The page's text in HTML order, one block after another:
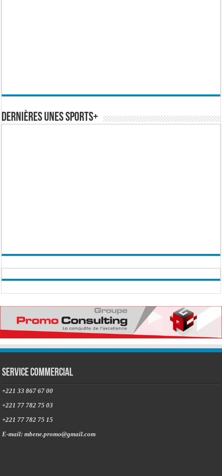
Dernières Unes Sports+
Service commercial
+221 33 867 67 00
+221 77 782 75 03
+221 77 782 75 15
E-mail: mbene.promo@gmail.com